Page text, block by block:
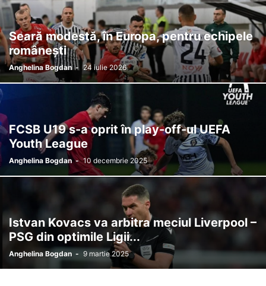
Seară modestă, în Europa, pentru echipele
românești
Anghelina Bogdan - 24 iulie 2026
FCSB U19 s-a oprit în play-off-ul UEFA
Youth League
Anghelina Bogdan - 10 decembrie 2025
Istvan Kovacs va arbitra meciul Liverpool –
PSG din optimile Ligii...
Anghelina Bogdan - 9 martie 2025